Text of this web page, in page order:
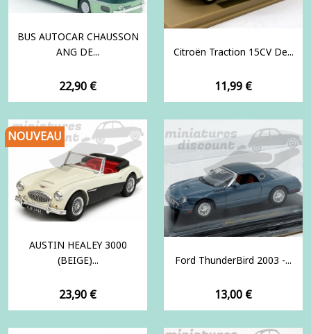
BUS AUTOCAR CHAUSSON
ANG DE...
Prix
22,90 €
Citroën Traction 15CV De...
Prix
11,99 €
AUSTIN HEALEY 3000
(BEIGE)...
Prix
23,90 €
NOUVEAU
Ford ThunderBird 2003 -...
Prix
13,00 €